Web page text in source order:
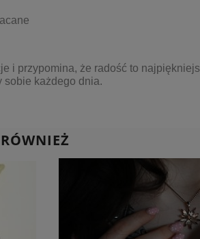
i przypomina, że radość to
sobie każdego dnia.